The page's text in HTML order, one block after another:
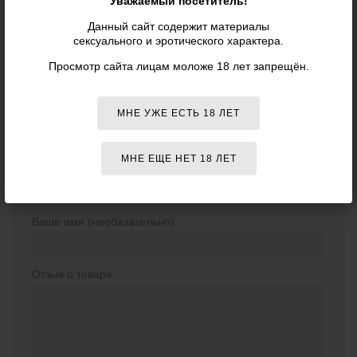
Данный сайт содержит материалы
сексуального и эротического характера.
Просмотр сайта лицам моложе 18 лет запрещён.
МНЕ УЖЕ ЕСТЬ 18 ЛЕТ
МНЕ ЕЩЕ НЕТ 18 ЛЕТ
ПРЕДМЕТОВ INTERCHANGEABLE
COLLAR & NIPPLE CLIPS SET,
ЧЕРНЫЙ - LUX FETISH»
Отзывов о данном товаре пока нет. Оставьте первый!
Ваше имя (необязательно):
Отзыв о товаре: